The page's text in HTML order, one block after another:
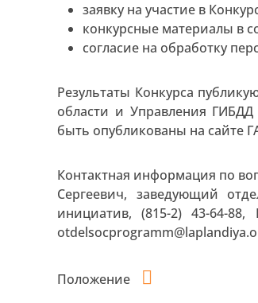
заявку на участие в
конкурсные материалы в
согласие на обработку
Результаты Конкурса
области и Управления
быть опубликованы на
Контактная информация по
Сергеевич, заведующий
инициатив, (815-2) 43-64-88,
Положение